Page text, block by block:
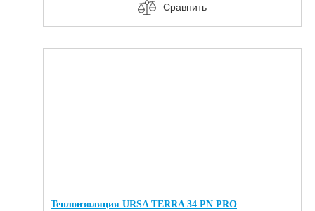
Сравнить
Теплоизоляция URSA TERRA 34 PN PRO